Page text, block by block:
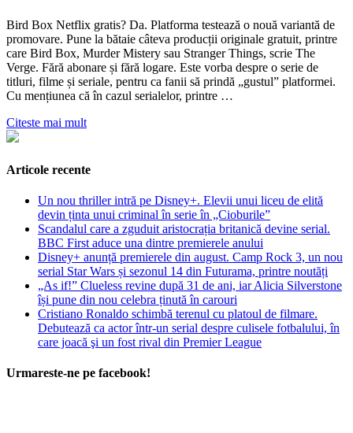
Bird Box Netflix gratis? Da. Platforma testează o nouă variantă de
promovare. Pune la bătaie câteva producții originale gratuit, printre
care Bird Box, Murder Mistery sau Stranger Things, scrie The
Verge. Fără abonare și fără logare. Este vorba despre o serie de
titluri, filme și seriale, pentru ca fanii să prindă „gustul” platformei.
Cu mențiunea că în cazul serialelor, printre …
Citeste mai mult
Articole recente
Un nou thriller intră pe Disney+. Elevii unui liceu de elită
devin ținta unui criminal în serie în „Cioburile”
Scandalul care a zguduit aristocrația britanică devine serial.
BBC First aduce una dintre premierele anului
Disney+ anunță premierele din august. Camp Rock 3, un nou
serial Star Wars și sezonul 14 din Futurama, printre noutăți
„As if!” Clueless revine după 31 de ani, iar Alicia Silverstone
își pune din nou celebra ținută în carouri
Cristiano Ronaldo schimbă terenul cu platoul de filmare.
Debutează ca actor într-un serial despre culisele fotbalului, în
care joacă şi un fost rival din Premier League
Urmareste-ne pe facebook!